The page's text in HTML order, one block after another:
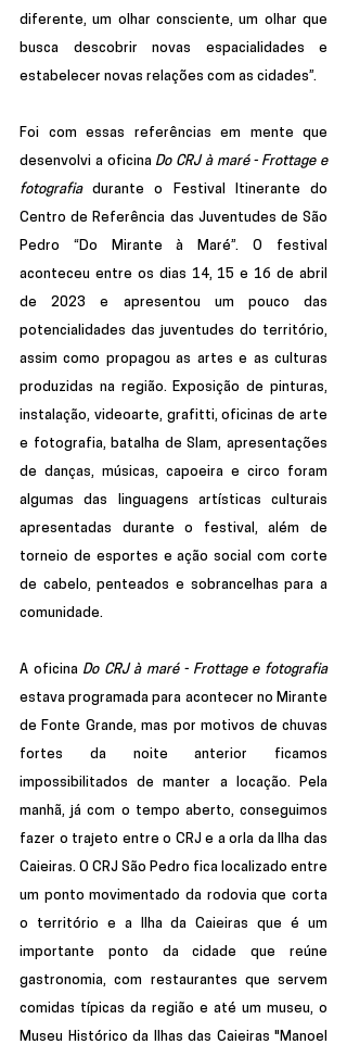
diferente, um olhar consciente, um olhar que
busca descobrir novas espacialidades e
estabelecer novas relações com as cidades”.
Foi com essas referências em mente que
desenvolvi a oficina Do CRJ à maré - Frottage e
fotografia durante o Festival Itinerante do
Centro de Referência das Juventudes de São
Pedro “Do Mirante à Maré”. O festival
aconteceu entre os dias 14, 15 e 16 de abril
de 2023 e apresentou um pouco das
potencialidades das juventudes do território,
assim como propagou as artes e as culturas
produzidas na região. Exposição de pinturas,
instalação, videoarte, grafitti, oficinas de arte
e fotografia, batalha de Slam, apresentações
de danças, músicas, capoeira e circo foram
algumas das linguagens artísticas culturais
apresentadas durante o festival, além de
torneio de esportes e ação social com corte
de cabelo, penteados e sobrancelhas para a
comunidade.
A oficina
Do CRJ à maré - Frottage e fotografia
estava programada para acontecer no Mirante
de Fonte Grande, mas por motivos de chuvas
fortes da noite anterior ficamos
impossibilitados de manter a locação. Pela
manhã, já com o tempo aberto, conseguimos
fazer o trajeto entre o CRJ e a orla da Ilha das
Caieiras. O CRJ São Pedro fica localizado entre
um ponto movimentado da rodovia que corta
o território e a Ilha da Caieiras que é um
importante ponto da cidade que reúne
gastronomia, com restaurantes que servem
comidas típicas da região e até um museu, o
Museu Histórico da Ilhas das Caieiras "Manoel